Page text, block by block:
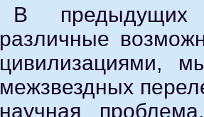
В предыдущих
различные
цивилизациями,
межзвездных
научная